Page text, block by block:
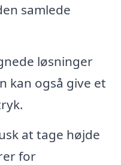
samlede
løsninger
kan også give et
at tage højde
for